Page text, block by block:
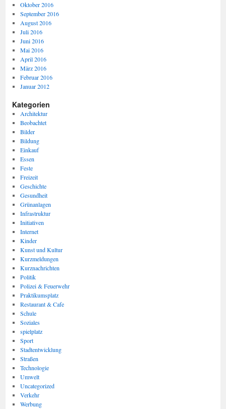
Oktober 2016
September 2016
August 2016
Juli 2016
Juni 2016
Mai 2016
April 2016
März 2016
Februar 2016
Januar 2012
Kategorien
Architektur
Beobachtet
Bilder
Bildung
Einkauf
Essen
Feste
Freizeit
Geschichte
Gesundheit
Grünanlagen
Infrastruktur
Initiativen
Internet
Kinder
Kunst und Kultur
Kurzmeldungen
Kurznachrichten
Politik
Polizei & Feuerwehr
Praktikumsplatz
Restaurant & Cafe
Schule
Soziales
spielplatz
Sport
Stadtentwicklung
Straßen
Technologie
Umwelt
Uncategorized
Verkehr
Werbung